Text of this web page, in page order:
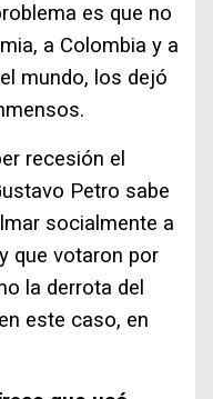
es que no
a Colombia y a
mundo, los dejó
recesión el
Petro sabe
socialmente a
que votaron por
la derrota del
este caso, en